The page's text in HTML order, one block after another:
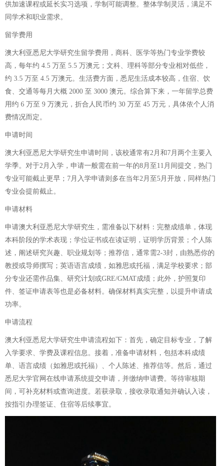
供加速课程或延长实习选项，学制可能调整。整体学制灵活，满足不
同学术和职业需求。
留学费用
澳大利亚悉尼大学研究生留学费用，商科、医学等热门专业学费较
高，每年约 4.5 万至 5.5 万澳元；文科、理科等部分专业相对低些，
约 3.5 万至 4.5 万澳元。生活费方面，悉尼生活成本较高，住宿、饮
食、交通等每月大概 2000 至 3000 澳元。综合算下来，一年留学总费
用约 6 万至 9 万澳元，折合人民币约 30 万至 45 万元，具体依个人消
费情况而定。
申请时间
澳大利亚悉尼大学研究生申请时间，该校通常有2月和7月两个主要入
学季。对于2月入学，申请一般需在前一年的8月至11月间提交，热门
专业可能截止更早；7月入学申请则多在当年2月至5月开放，同样热门
专业会提前截止。
申请材料
申请澳大利亚悉尼大学研究生，需准备以下材料：完整成绩单，体现
本科阶段的学术表现；学位证书或在读证明，证明学历背景；个人陈
述，阐述研究兴趣、职业规划等；推荐信，通常需2-3封，由熟悉你的
教授或导师撰写；英语语言成绩，如雅思或托福，满足学校要求；部
分专业还需作品集、研究计划或GRE/GMAT成绩；此外，护照复印
件、签证申请表等也是必备材料。确保材料真实完整，以提升申请成
功率。
申请流程
澳大利亚悉尼大学研究生申请流程如下：首先，确定目标专业，了解
入学要求、学费及课程信息。接着，准备申请材料，包括本科成绩
单、语言成绩（如雅思或托福）、个人陈述、推荐信等。然后，通过
悉尼大学官网在线申请系统提交申请，并缴纳申请费。等待审核期
间，可补充材料或查询进度。若获录取，接收录取通知并确认入读，
按指引办理签证、住宿等后续事宜。